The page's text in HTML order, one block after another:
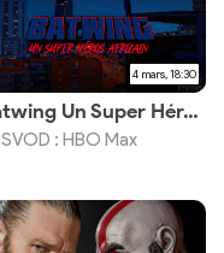
4 mars, 18:30
Batwing Un Super Héros Africain, un documentaire disponible le 6 mars 2026
SVOD : HBO Max